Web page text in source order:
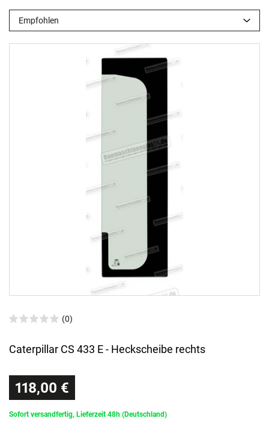
(0)
Caterpillar CS 433 E - Heckscheibe rechts
118,00 €
Sofort versandfertig, Lieferzeit 48h (Deutschland)